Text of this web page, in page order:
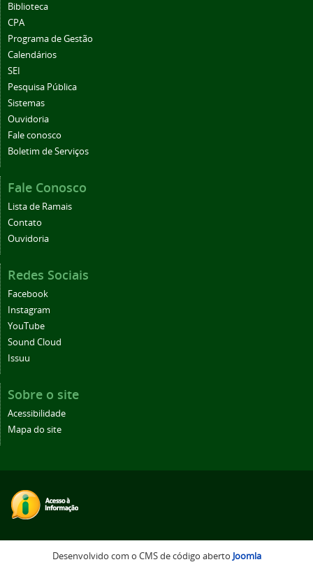
Biblioteca
CPA
Programa de Gestão
Calendários
SEI
Pesquisa Pública
Sistemas
Ouvidoria
Fale conosco
Boletim de Serviços
Fale Conosco
Lista de Ramais
Contato
Ouvidoria
Redes Sociais
Facebook
Instagram
YouTube
Sound Cloud
Issuu
Sobre o site
Acessibilidade
Mapa do site
Desenvolvido com o CMS de código aberto Joomla